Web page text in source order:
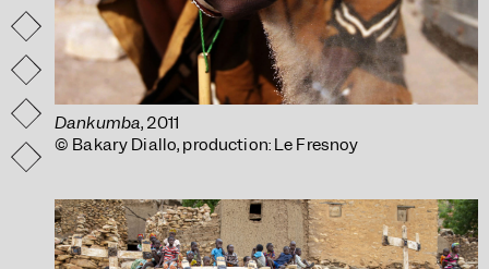
Dankumba, 2011
© Bakary Diallo, production: Le Fresnoy